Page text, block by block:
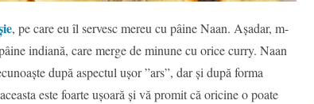
, pe care eu îl servesc mereu cu pâine Naan. Așadar, m-
indiană, care merge de minune cu orice curry. Naan
după aspectul ușor ”ars”, dar și după forma
este foarte ușoară și vă promit că oricine o poate